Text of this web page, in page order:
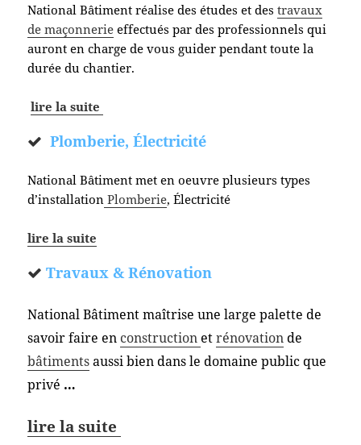
National Bâtiment réalise des études et destravaux
de maçonnerie effectués par des professionnels qui
auront en charge de vous guider pendant toute la
durée du chantier.
lire la suite
Plomberie, Électricité
National Bâtiment met en oeuvre plusieurs types
d’installation Plomberie, Électricité
lire la suite
Travaux & Rénovation
National Bâtiment maîtrise une large palette de
savoir faire en construction etrénovationde
bâtimentsaussi bien dans le domaine public que
privé …
lire la suite